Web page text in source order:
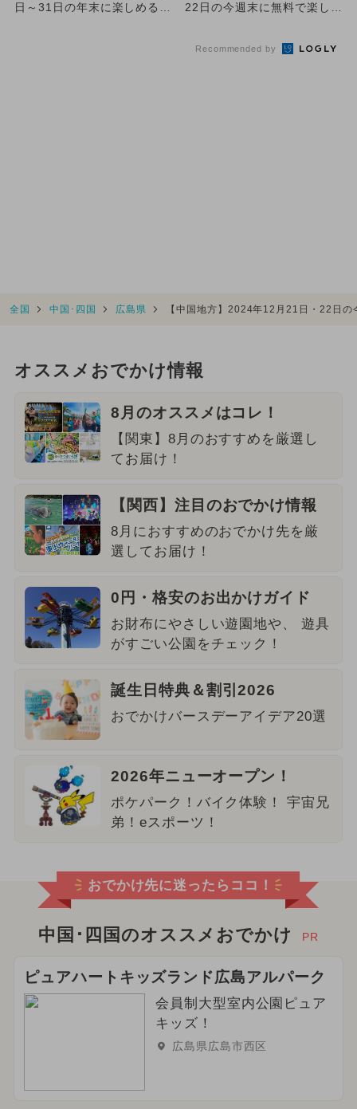
日～31日の年末に楽しめるイ
22日の今週末に無料で楽しめ
Recommended by
全国 中国･四国 広島県 【中国地方】2024年12月21日・22日
オススメおでかけ情報
8月のオススメはコレ！
【関東】8月のおすすめを厳選し
てお届け！
【関西】注目のおでかけ情報
8月におすすめのおでかけ先を厳
選してお届け！
0円・格安のお出かけガイド
お財布にやさしい遊園地や、 遊具
がすごい公園をチェック！
誕生日特典＆割引2026
おでかけバースデーアイデア20選
2026年ニューオープン！
ポケパーク！バイク体験！ 宇宙兄
弟！eスポーツ！
おでかけ先に迷ったらココ！
中国･四国のオススメおでかけ PR
ピュアハートキッズランド広島アルパーク
会員制大型室内公園ピュア
キッズ！
広島県広島市西区